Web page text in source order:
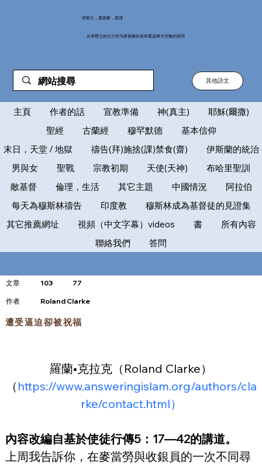
伊斯兰，基督教，真理
从伊斯兰的古兰经与基督教的圣经看这两大宗教的异同
其他語文
主頁 作者的話 宣教準備 神(真主)
耶穌(爾撒)
聖經
古蘭經 穆罕默德
基本信仰
末日，天堂 / 地獄
禱告(拜)施捨(課)禁食(齋)
伊斯蘭的統治
男與女
聖戰 宗教初期 天使(天神)
布哈里聖訓
敵基督
倫理，生活 其它主題 中國情況
阿拉伯
每天為穆斯林禱告
印度教
穆斯林成為基督徒的見證集
其它推薦網址
視頻（中文字幕）videos 書
所有內容
聯絡我們
答問
文章 103 77
​作者 Roland Clarke
遭受逼迫卻被祝福
羅蘭•克拉克（Roland Clarke）
（ https://www.answeringislam.org/authors/cla
rke/contact.html）
內容改編自基於使徒行傳5：17—42的講道。
上周我告訴你，在麥當勞與收銀員的一次不同尋